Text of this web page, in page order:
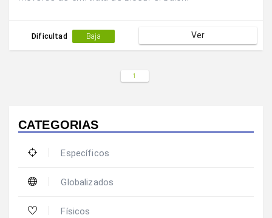
Dificultad Baja Ver
1
CATEGORIAS
Específicos
Globalizados
Físicos